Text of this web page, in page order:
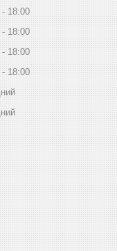
18:00
18:00
18:00
18:00